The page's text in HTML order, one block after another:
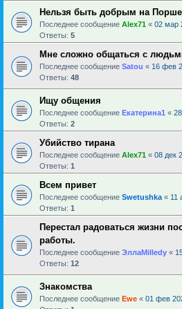
Нельзя быть добрым на Порше
Последнее сообщение Alex71 « 02 мар
Ответы: 5
Мне сложно общаться с
Последнее сообщение Satou « 16 фев
Ответы: 48
Ищу общения
Последнее сообщение Екатерина1 «
Ответы: 2
Убийство тирана
Последнее сообщение Alex71 « 08 дек
Ответы: 1
Всем привет
Последнее сообщение Swetushka « 11
Ответы: 1
Перестал радоваться жизни
работы.
Последнее сообщение ЭллаMilledy «
Ответы: 12
Знакомства
Последнее сообщение Ewe « 01 фев